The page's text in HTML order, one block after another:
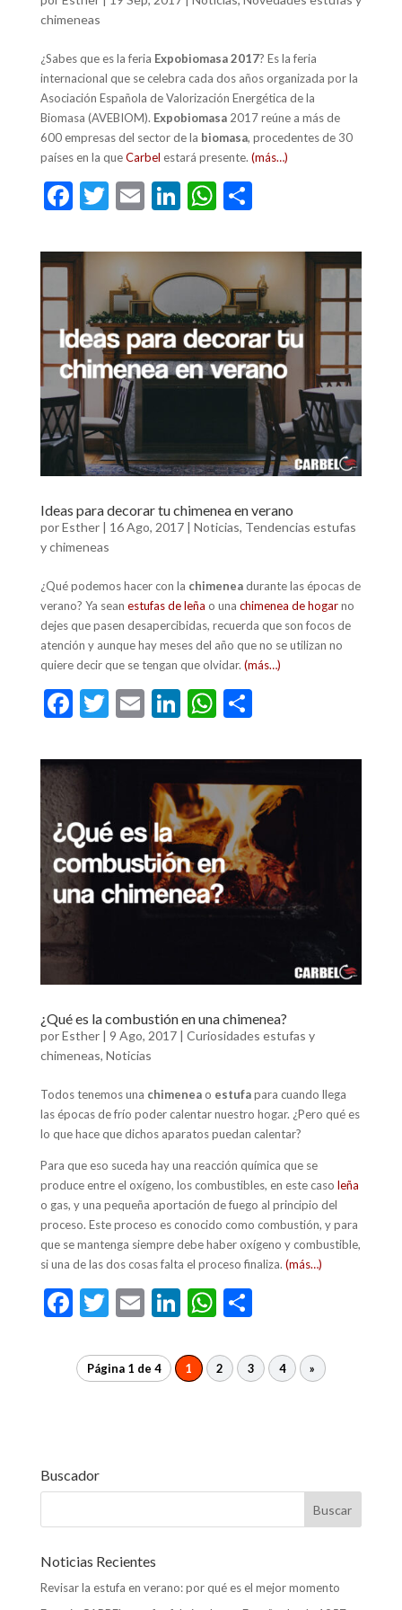
chimeneas
¿Sabes que es la feria Expobiomasa 2017? Es la feria
internacional que se celebra cada dos años organizada por la
Asociación Española de Valorización Energética de la
Biomasa (AVEBIOM). Expobiomasa2017 reúne a más de
600 empresas del sector de la biomasa, procedentes de 30
países en la queCarbel estará presente. (más…)
F
e
o
o
k
T
itt
er
E
ai
l
Li
ke
dI
n
W
at
s
A
p
p
C
m
p
ar
ti
r
Ideas para decorar tu chimenea en verano
porEsther| 16 Ago, 2017| Noticias, Tendencias estufas
y chimeneas
¿Qué podemos hacer con la chimeneadurante las épocas de
verano? Ya sean estufas de leña o una chimenea de hogarno
dejes que pasen desapercibidas, recuerda que son focos de
atención y aunque hay meses del año que no se utilizan no
quiere decir que se tengan que olvidar. (más…)
F
e
b
o
o
k
T
itt
E
ai
l
Li
ke
dI
n
W
at
s
A
p
p
C
m
p
ar
ti
r
¿Qué es la combustión en una chimenea?
porEsther| 9 Ago, 2017| Curiosidades estufas y
chimeneas, Noticias
Todos tenemos una chimeneao estufapara cuando llega
las épocas de frío poder calentar nuestro hogar. ¿Pero qué es
lo que hace que dichos aparatos puedan calentar?
Para que eso suceda hay una reacción química que se
produce entre el oxígeno, los combustibles, en este caso leña
o gas, y una pequeña aportación de fuego al principio del
proceso. Este proceso es conocido como combustión, y para
que se mantenga siempre debe haber oxígeno y combustible,
si una de las dos cosas falta el proceso finaliza. (más…)
F
e
b
k
T
itt
er
E
ai
l
Li
ke
dI
W
at
s
C
m
p
Página 1 de 4 1 2 3 4 »
Buscador
Noticias Recientes
Revisar la estufa en verano: por qué es el mejor momento